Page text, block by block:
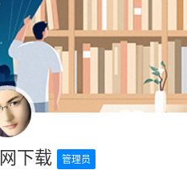
下载 管理员